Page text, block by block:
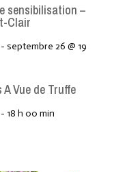
sensibilisation –
Clair
- septembre 26 @ 19
Vue de Truffe
- 18 h 00 min